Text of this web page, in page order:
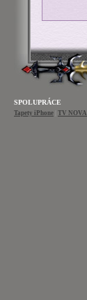
SPOLUPRÁCE
Tapety iPhone TV NOVA